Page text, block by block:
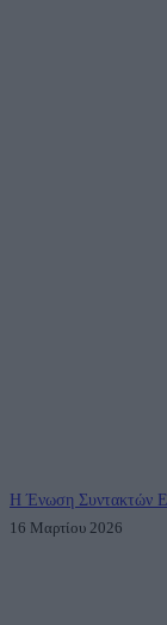
Η Ένωση Συντακτών
16 Μαρτίου 2026